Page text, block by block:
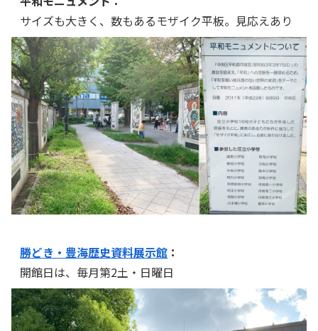
サイズも大きく、数もあるモザイク平板。見応えあり
勝どき・豊海歴史資料展示館 ：
開館日は、毎月第2土・日曜日